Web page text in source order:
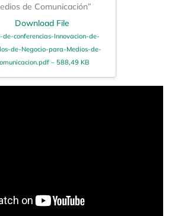
de Comunicación”
Download File
de-conferencias-Innovacion-de-
de-Negocio-para-Medios-de-
– 588,49 KB